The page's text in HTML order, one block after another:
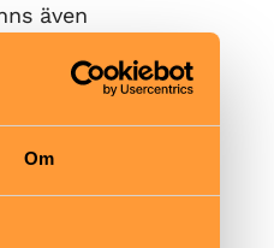
Om
även
en
åkare,